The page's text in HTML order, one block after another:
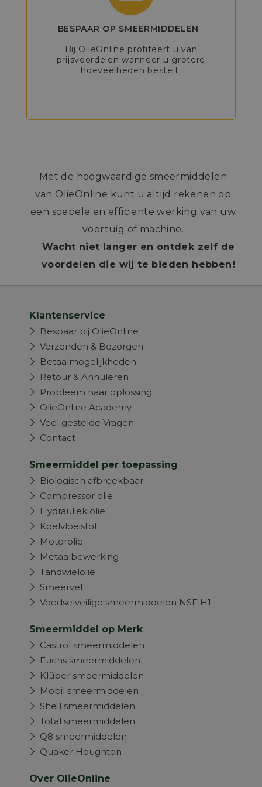
BESPAAR OP SMEERMIDDELEN
Bij OlieOnline profiteert u van
prijsvoordelen wanneer u grotere
hoeveelheden bestelt.
Met de hoogwaardige smeermiddelen
van OlieOnline kunt u altijd rekenen op
een soepele en efficiënte werking van uw
voertuig of machine.
Wacht niet langer en ontdek zelf de
voordelen die wij te bieden hebben!
Klantenservice
Bespaar bij OlieOnline
Verzenden & Bezorgen
Betaalmogelijkheden
Retour & Annuleren
Probleem naar oplossing
OlieOnline Academy
Veel gestelde Vragen
Contact
Smeermiddel per toepassing
Biologisch afbreekbaar
Compressor olie
Hydrauliek olie
Koelvloeistof
Motorolie
Metaalbewerking
Tandwielolie
Smeervet
Voedselveilige smeermiddelen NSF H1
Smeermiddel op Merk
Castrol smeermiddelen
Fuchs smeermiddelen
Klüber smeermiddelen
Mobil smeermiddelen
Shell smeermiddelen
Total smeermiddelen
Q8 smeermiddelen
Quaker Houghton
Over OlieOnline